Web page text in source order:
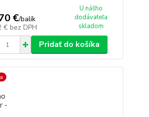
€/balík
€ bez DPH
U nášho
dodávateľa
skladom
Pridať do košíka